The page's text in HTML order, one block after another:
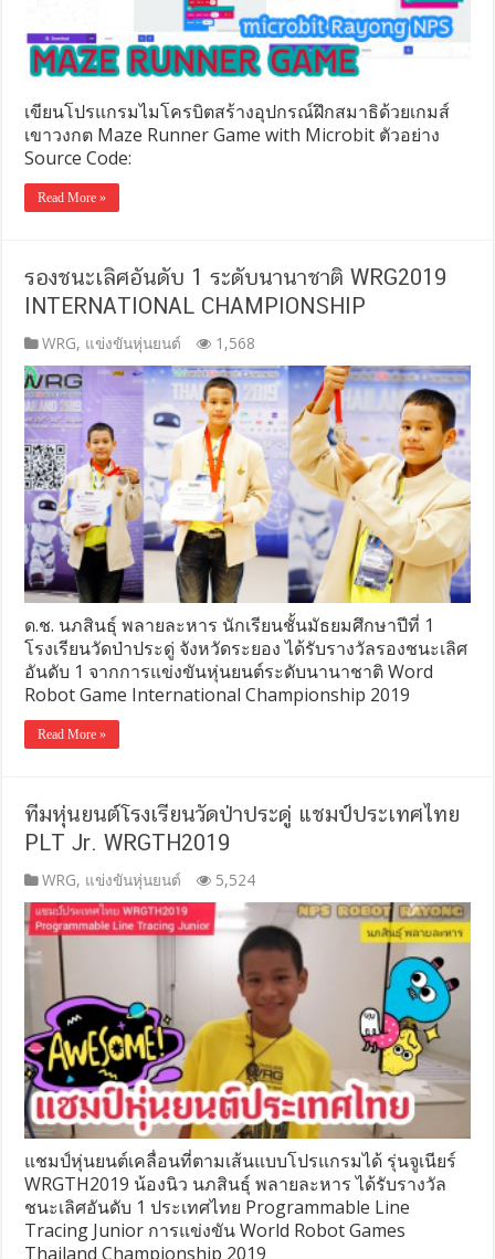
เขียนโปรแกรมไมโครบิตสร้างอุปกรณ์ฝึกสมาธิด้วยเกมส์
เขาวงกต Maze Runner Game with Microbit ตัวอย่าง
Source Code:
Read More »
รองชนะเลิศอันดับ 1 ระดับนานาชาติ WRG2019
INTERNATIONAL CHAMPIONSHIP
WRG, แข่งขันหุ่นยนต์ 1,568
ด.ช. นภสินธุ์ พลายละหาร นักเรียนชั้นมัธยมศึกษาปีที่ 1
โรงเรียนวัดป่าประดู่ จังหวัดระยอง ได้รับรางวัลรองชนะเลิศ
อันดับ 1 จากการแข่งขันหุ่นยนต์ระดับนานาชาติ Word
Robot Game International Championship 2019
Read More »
ทีมหุ่นยนต์โรงเรียนวัดป่าประดู่ แชมป์ประเทศไทย
PLT Jr. WRGTH2019
WRG, แข่งขันหุ่นยนต์ 5,524
แชมป์หุ่นยนต์เคลื่อนที่ตามเส้นแบบโปรแกรมได้​ รุ่นจูเนียร์​
WRGTH2019 น้องนิว​ นภสินธุ์​ พลายละหาร​ ได้รับรางวัล
ชนะเลิศอันดับ​ 1​ ประเทศไทย​ Programmable​ Line​
Tracing​ Junior​ การแข่งขัน​ World​ Robot​ Games​
Thailand​ Championship​ 2019​